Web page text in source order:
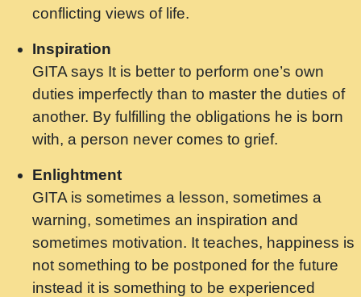
मन बध लय परम वल कगन Special Shyam
Saawariya.mp3
मर गनय न अपरध लडडल शर रध.... Shri
ravinandan shastri ji maharaj.mp3
मेरे मन हरी का ध्यान लगा - भजन भाव - 2018 -
Rishikesh - Swami Gyananand Ji
Maharaj.mp3
यह हसरत तलब ह नकज कमर Yahi Hasraten
Talab Hai Bhav Pravah #bhajan.mp3
लडल ज बल ल क ज न लग Sadhvi Purnima Ji
7.9.2021 जवल नगर दलल #बसर.mp3
conflicting views of life.
Inspiration
GITA says It is better to perform one’s own
duties imperfectly than to master the duties of
another. By fulfilling the obligations he is born
with, a person never comes to grief.
Enlightment
GITA is sometimes a lesson, sometimes a
warning, sometimes an inspiration and
sometimes motivation. It teaches, happiness is
not something to be postponed for the future
instead it is something to be experienced